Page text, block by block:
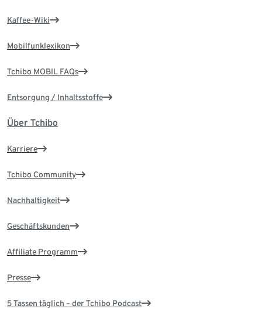
Kaffee-Wiki
Mobilfunklexikon
Tchibo MOBIL FAQs
Entsorgung / Inhaltsstoffe
Über Tchibo
Karriere
Tchibo Community
Nachhaltigkeit
Geschäftskunden
Affiliate Programm
Presse
5 Tassen täglich – der Tchibo Podcast